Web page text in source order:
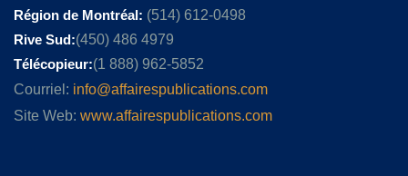
Région de Montréal: (514) 612-0498
Rive Sud:(450) 486 4979
Télécopieur:(1 888) 962-5852
Courriel: info@affairespublications.com
Site Web: www.affairespublications.com